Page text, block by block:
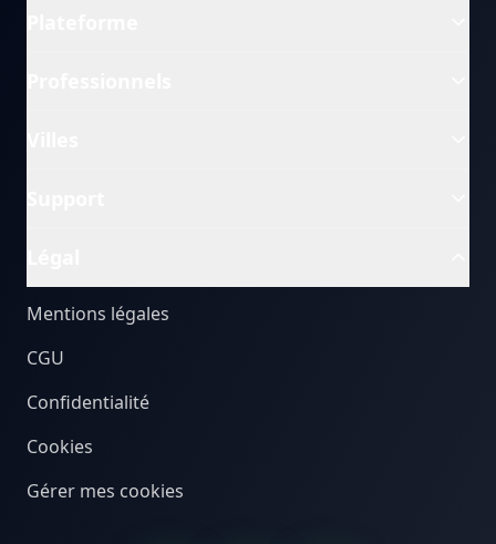
Mentions légales
CGU
Confidentialité
Cookies
Gérer mes cookies